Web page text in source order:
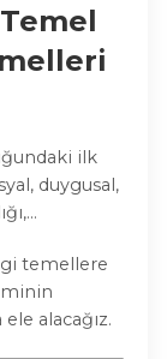
ilk
duygusal,
Anaokulu
ve
atmak
temellere
alacağız.